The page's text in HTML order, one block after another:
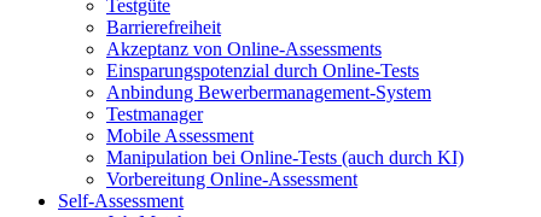
Testgüte
Barrierefreiheit
Akzeptanz von Online-Assessments
Einsparungspotenzial durch Online-Tests
Anbindung Bewerbermanagement-System
Testmanager
Mobile Assessment
Manipulation bei Online-Tests (auch durch KI)
Vorbereitung Online-Assessment
Self-Assessment